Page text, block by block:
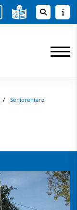
Seniorentanz